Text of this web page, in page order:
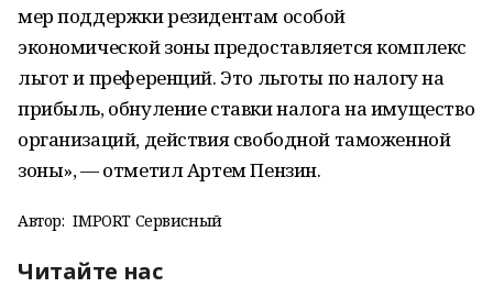
мер поддержки резидентам особой
экономической зоны предоставляется комплекс
льгот и преференций. Это льготы по налогу на
прибыль, обнуление ставки налога на имущество
организаций, действия свободной таможенной
зоны», — отметил Артем Пензин.
Автор: IMPORT Сервисный
Читайте нас